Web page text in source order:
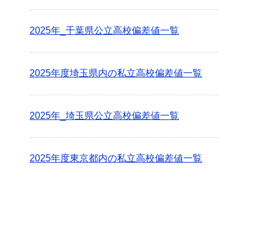
2025年_千葉県公立高校偏差値一覧
2025年度埼玉県内の私立高校偏差値一覧
2025年_埼玉県公立高校偏差値一覧
2025年度東京都内の私立高校偏差値一覧